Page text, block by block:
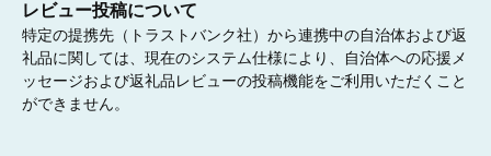
レビュー投稿について
特定の提携先（トラストバンク社）から連携中の自治体および返
礼品に関しては、現在のシステム仕様により、自治体への応援メ
ッセージおよび返礼品レビューの投稿機能をご利用いただくこと
ができません。